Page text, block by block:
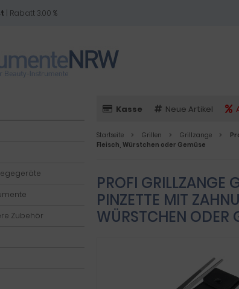
| Rabatt 3.00 %
Kasse Neue Artikel
Startseite Grillen Grillzange
Fleisch, Würstchen oder Gemüse
PROFI GRILLZANGE
PINZETTE MIT
WÜRSTCHEN ODER
Zubehör